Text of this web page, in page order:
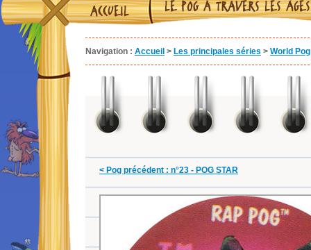
ACCUEIL LE POG À TRAVERS LES ÂGES
Navigation : Accueil > Les principales séries > World
< Pog précédent : n°23 - POG STAR